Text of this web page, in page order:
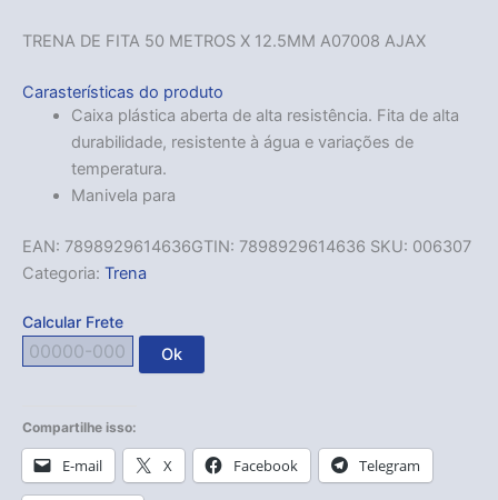
TRENA DE FITA 50 METROS X 12.5MM A07008 AJAX
Carasterísticas do produto
Caixa plástica aberta de alta resistência. Fita de alta
durabilidade, resistente à água e variações de
temperatura.
Manivela para
EAN: 7898929614636GTIN: 7898929614636 SKU: 006307
Categoria: Trena
Calcular Frete
Ok
Compartilhe isso:
E-mail X Facebook Telegram